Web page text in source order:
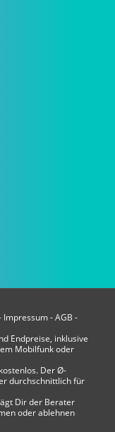
Impressum-AGB -
Endpreise, inklusive
Mobilfunk oder
Der Ø-
durchschnittlich für
Dir der Berater
oder ablehnen